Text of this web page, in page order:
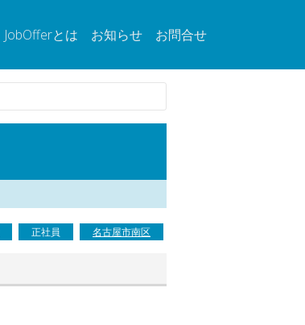
JobOfferとは お知らせ お問合せ
正社員 名古屋市南区